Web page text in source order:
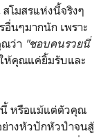
โมสรแห่งนี้จริงๆ
นๆมากนัก เพราะ
ว่า "ชอบคนรวยนี่
ห้คุณแค่ยิ้มรับและ
หรือแม้แต่ตัวคุณ
ย่างหัวปักหัวปำจนสู้